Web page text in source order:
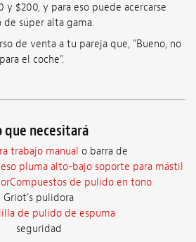
$200, y para eso puede acercarse
de súper alta gama.
de venta a tu pareja que, "Bueno, no
el coche".
que necesitará
trabajo manual o barra de
pluma alto-bajo soporte para mástil
de pulido en tono
Griot's pulidora
de pulido de espuma
seguridad